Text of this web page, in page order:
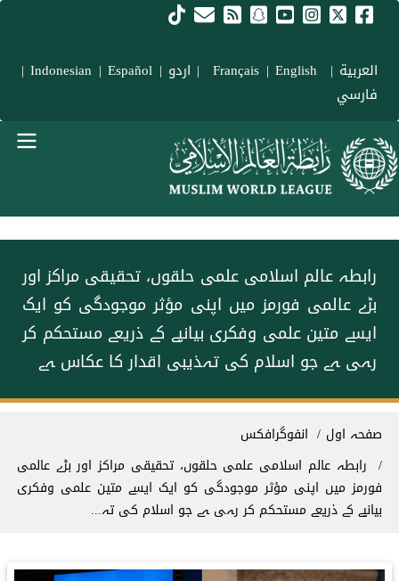
Skip to main content
العربية |
Français
| English
| اردو |
Indonesian |Español
|
فارسي
رابطہ عالم اسلامی علمی حلقوں، تحقیقی مراکز اور
بڑے عالمی فورمز میں اپنی مؤثر موجودگی کو ایک
ایسے متین علمی وفکری بیانیے کے ذریعے مستحکم کر
رہی ہے جو اسلام کی تہذیبی اقدار کا عکاس ہے
Breadcrumb
صفحہ اول
انفوگرافکس
رابطہ عالم اسلامی علمی حلقوں، تحقیقی مراکز اور بڑے عالمی
فورمز میں اپنی مؤثر موجودگی کو ایک ایسے متین علمی وفکری
بیانیے کے ذریعے مستحکم کر رہی ہے جو اسلام کی تہ...